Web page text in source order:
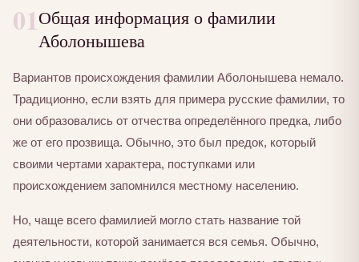
01Общая информация о фамилии
Аболонышева
Вариантов происхождения фамилии Аболонышева немало.
Традиционно, если взять для примера русские фамилии, то
они образовались от отчества определённого предка, либо
же от его прозвища. Обычно, это был предок, который
своими чертами характера, поступками или
происхождением запомнился местному населению.
Но, чаще всего фамилией могло стать название той
деятельности, которой занимается вся семья. Обычно,